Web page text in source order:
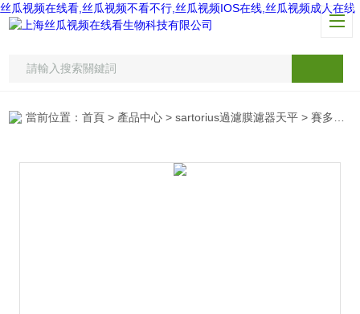
丝瓜视频在线看,丝瓜视频不看不行,丝瓜视频IOS在线,丝瓜视频成人在线
當前位置：首頁 > 產品中心 >sartorius過濾膜濾器天平 >賽多利斯超濾膜包